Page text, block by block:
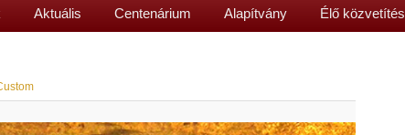
Aktuális Centenárium Alapítvány Élő közvetítés